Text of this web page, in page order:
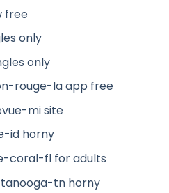
free
only
only
rouge-la app free
mi site
id horny
coral-fl for adults
tn horny